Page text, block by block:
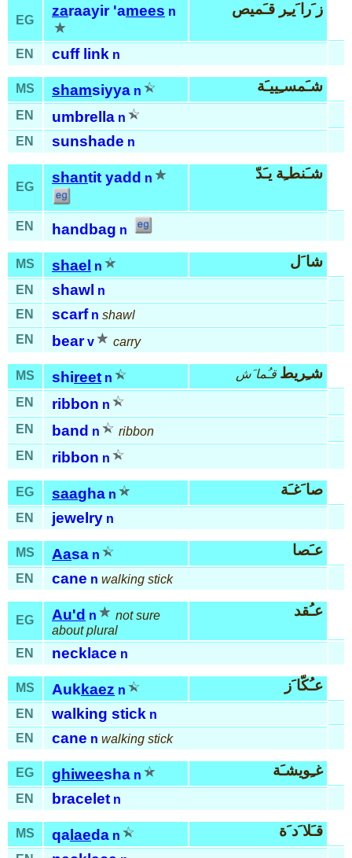
EG
zaraayir 'amees n ز َرا َيـِر قـَميص
EN cuff link n
MS shamsiyya n شـَمسـِييـَة
EN umbrella n
EN
sunshade n
EG
shantit yadd n شـَنطـِة يـَدّ
EN handbag n
MS shael n شا َل
EN shawl n
EN
scarf n shawl
EN
bear v carry
MS shireet n شـِريط قـُما َش
EN ribbon n
EN
band n
ribbon
EN
ribbon n
EG saagha n صا َغـَة
EN jewelry n
MS Aasa n عـَصا
EN cane n walking stick
EG Au'd n
not sure
about plural
عـُقد
EN necklace n
MS Aukkaez n عـُكّا َز
EN walking stick n
EN
cane n walking stick
EG ghiweesha n غـِويشـَة
EN bracelet n
MS qa laeda n قـَلا َد َة